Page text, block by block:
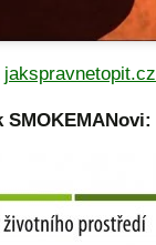
jakspravnetopit.cz